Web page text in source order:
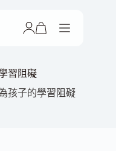
習阻礙
孩子的學習阻礙